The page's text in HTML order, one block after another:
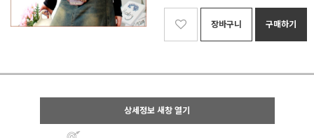
장바구니 구매하기
상세정보 새창 열기